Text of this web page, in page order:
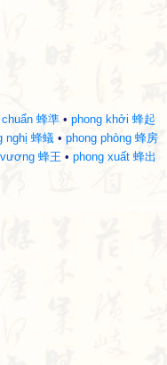
蜂準 • phong khởi 蜂起
nghị 蜂蟻 • phong phòng 蜂房
蜂王 • phong xuất 蜂出